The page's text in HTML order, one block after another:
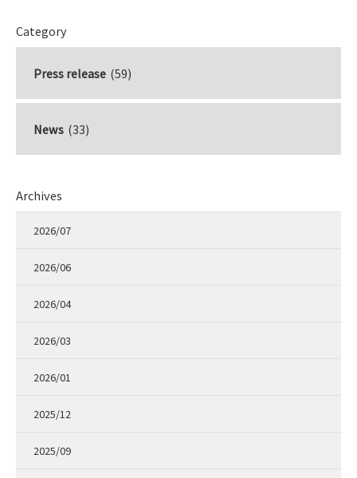
Category
Press release (59)
News (33)
Archives
2026/07
2026/06
2026/04
2026/03
2026/01
2025/12
2025/09